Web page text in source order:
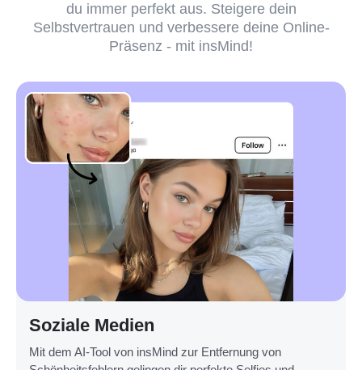
du immer perfekt aus. Steigere dein
Selbstvertrauen und verbessere deine Online-
Präsenz - mit insMind!
Soziale Medien
Mit dem AI-Tool von insMind zur Entfernung von